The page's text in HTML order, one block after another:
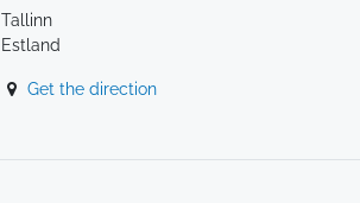
Tallinn
Estland
Get the direction